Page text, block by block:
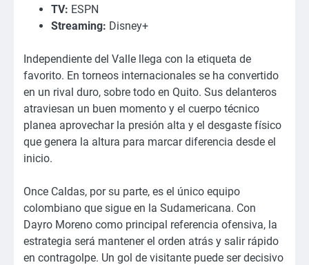
TV: ESPN
Streaming: Disney+
Independiente del Valle llega con la etiqueta de
favorito. En torneos internacionales se ha convertido
en un rival duro, sobre todo en Quito. Sus delanteros
atraviesan un buen momento y el cuerpo técnico
planea aprovechar la presión alta y el desgaste físico
que genera la altura para marcar diferencia desde el
inicio.
Once Caldas, por su parte, es el único equipo
colombiano que sigue en la Sudamericana. Con
Dayro Moreno como principal referencia ofensiva, la
estrategia será mantener el orden atrás y salir rápido
en contragolpe. Un gol de visitante puede ser decisivo